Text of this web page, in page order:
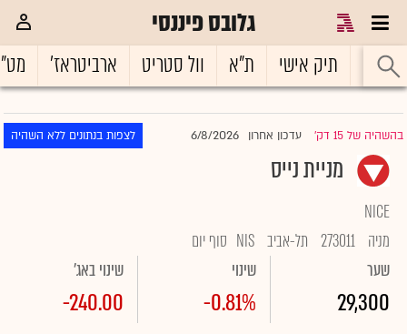
גלובס פיננסי
ראשי תיק אישי ת"א וול סטריט ארביטראז'
בהשהיה של 15 דק' |עדכון אחרון 6/8/2026 לצפות בנתונים ללא השהיה
מניית נייס
NICE
מניה 273011 תל-אביב NIS סוף יום
שער
29,300
שינוי
-0.81%
שינוי באג'
-240.00